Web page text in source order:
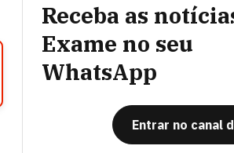
Receba as
Exame no seu
WhatsApp
Entrar no canal